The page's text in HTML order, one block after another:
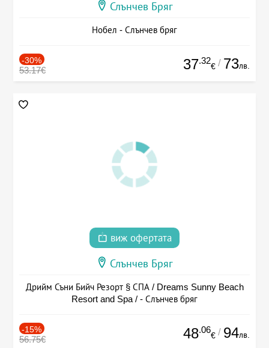
Слънчев Бряг
Нобел - Слънчев бряг
-30%
53.17€ 37.32
€ / 73лв.
виж офертата
Слънчев Бряг
Дрийм Съни Бийч Резорт § СПА / Dreams Sunny Beach
Resort and Spa / - Слънчев бряг
-15%
56.75€ 48.06
€ / 94лв.